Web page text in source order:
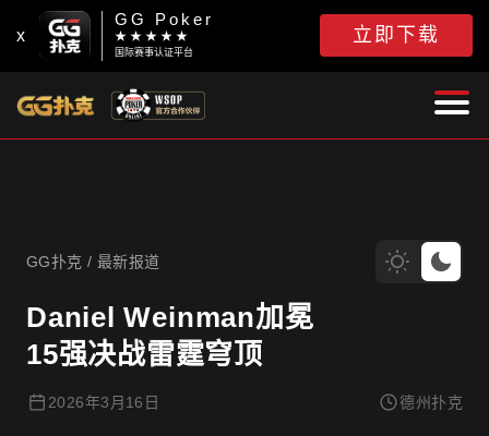
x
GG Poker
★ ★ ★ ★ ★
国际赛事认证平台
立即下载
GG扑克 / 最新报道
Daniel Weinman加冕
15强决战雷霆穹顶
2026年3月16日 德州扑克